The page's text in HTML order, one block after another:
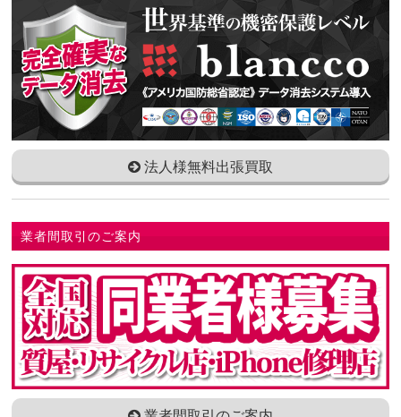
法人様無料出張買取
業者間取引のご案内